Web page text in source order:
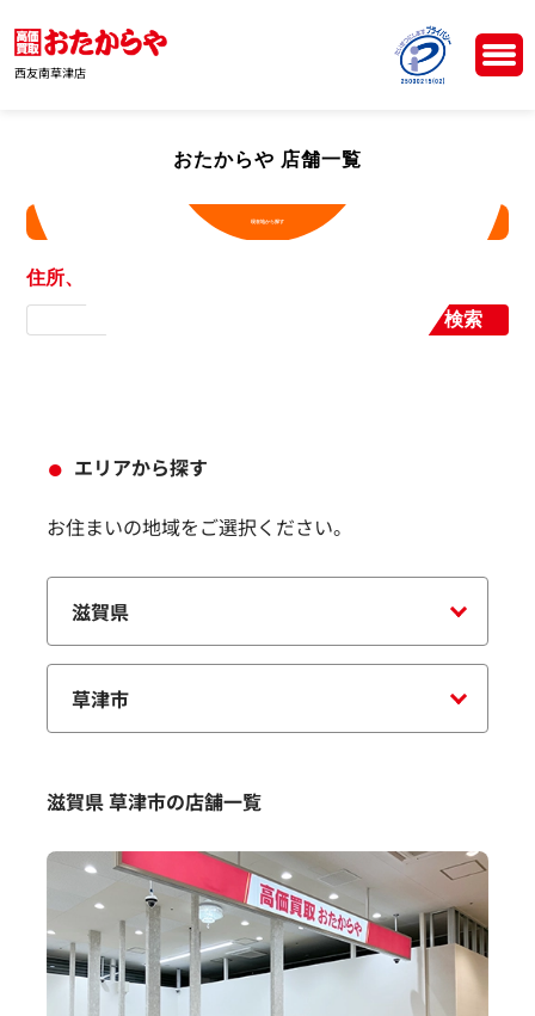
西友南草津店
おたからや 店舗一覧
現在地から探す
住所、店舗名から探す
検索
エリアから探す
お住まいの地域をご選択ください。
滋賀県 草津市の店舗一覧